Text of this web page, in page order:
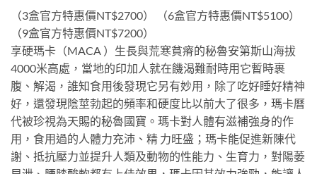
（3盒官方特惠價NT$2700） （6盒官方特惠價NT$5100）
（9盒官方特惠價NT$7200）
享硬瑪卡（MACA ）生長與荒寒貧瘠的秘魯安第斯山海拔
4000米高處，當地的印加人就在饑渴難耐時用它暫時裹
腹、解渴，誰知食用後發現它另有妙用，除了吃好睡好精神
好，還發現陰莖勃起的頻率和硬度比以前大了很多，瑪卡曆
代被珍視為天賜的秘魯國寶。瑪卡對人體有滋補強身的作
用，食用過的人體力充沛、精 力旺盛；瑪卡能促進新陳代
謝、抵抗壓力並提升人類及動物的性能力、生育力，對陽萎